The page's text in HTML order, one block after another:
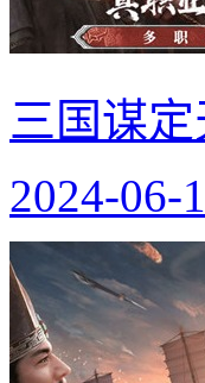
三国谋
2024-06-